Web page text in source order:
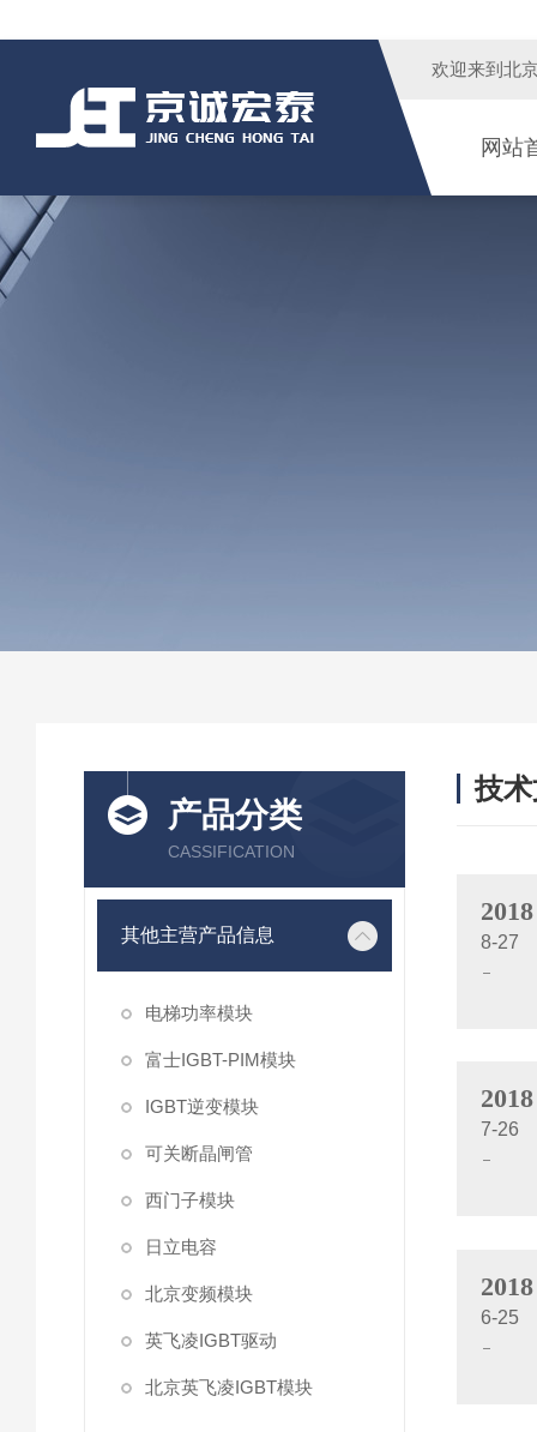
欢迎来到 北
网站
产品分类
CASSIFICATION
其他主营产品信息
电梯功率模块
富士IGBT-PIM模块
IGBT逆变模块
可关断晶闸管
西门子模块
日立电容
北京变频模块
英飞凌IGBT驱动
北京英飞凌IGBT模块
技
2018
8-27
2018
7-26
2018
6-25